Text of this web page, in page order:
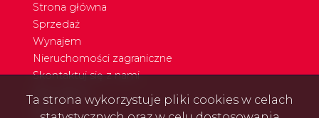
Strona główna
Sprzedaż
Wynajem
Nieruchomości zagraniczne
Skontaktuj się z nami
Ta strona wykorzystuje pliki cookies w celach